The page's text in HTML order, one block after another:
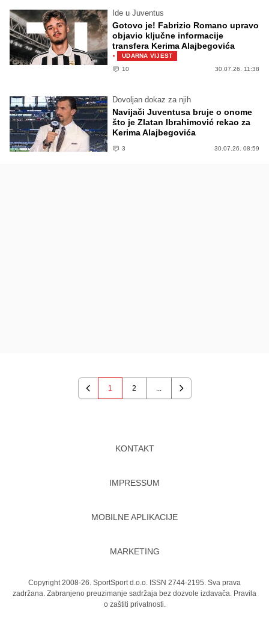
Ide u Juventus
Gotovo je! Fabrizio Romano upravo
objavio ključne informacije
transfera Kerima Alajbegovića
·
UDARNA VIJEST
10
30.07.26. 11:38
Dovoljan dokaz za njih
Navijači Juventusa bruje o onome
što je Zlatan Ibrahimović rekao za
Kerima Alajbegovića
3 30.07.26. 08:59
Previous
1 2 ...
Next
KONTAKT
IMPRESSUM
MOBILNE APLIKACIJE
MARKETING
Copyright 2008-26. SportSport d.o.o. ISSN 2744-2195. Sva prava
zadržana. Zabranjeno preuzimanje sadržaja bez dozvole izdavača. Pravila
o zaštiti privatnosti.